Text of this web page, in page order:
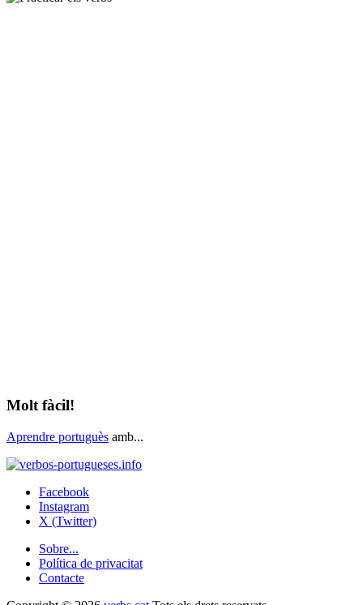
Molt fàcil!
Aprendre portuguès amb...
Facebook
Instagram
X (Twitter)
Sobre...
Política de privacitat
Contacte